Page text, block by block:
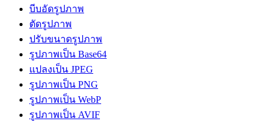
บีบอัดรูปภาพ
ตัดรูปภาพ
ปรับขนาดรูปภาพ
รูปภาพเป็น Base64
แปลงเป็น JPEG
รูปภาพเป็น PNG
รูปภาพเป็น WebP
รูปภาพเป็น AVIF